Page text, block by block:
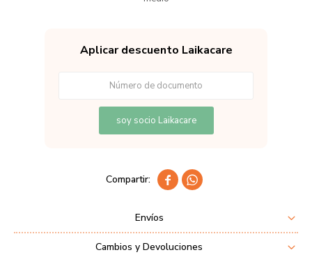
Aplicar descuento Laikacare
soy socio Laikacare
 
Envíos
Cambios y Devoluciones